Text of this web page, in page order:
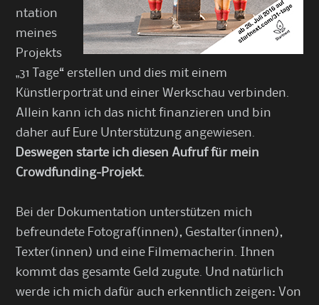
ntation
meines
Projekts
„31 Tage“ erstellen und dies mit einem
Künstlerporträt und einer Werkschau verbinden.
Allein kann ich das nicht finanzieren und bin
daher auf Eure Unterstützung angewiesen.
Deswegen starte ich diesen Aufruf für mein
Crowdfunding-Projekt.
Bei der Dokumentation unterstützen mich
befreundete Fotograf(innen), Gestalter(innen),
Texter(innen) und eine Filmemacherin. Ihnen
kommt das gesamte Geld zugute. Und natürlich
werde ich mich dafür auch erkenntlich zeigen: Von